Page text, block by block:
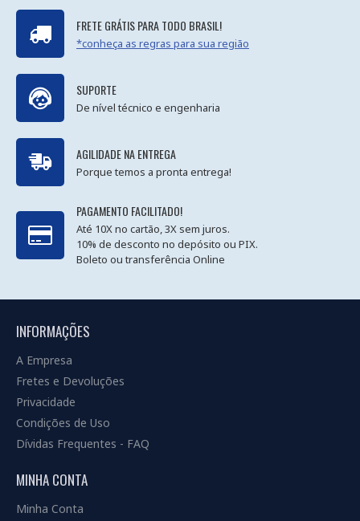
FRETE GRÁTIS PARA TODO BRASIL!
*conheça as regras para sua região
SUPORTE
De nível técnico e engenharia
AGILIDADE NA ENTREGA
Porque temos a pronta entrega!
PAGAMENTO FACILITADO!
Até 10X no cartão, 3X sem juros.
10% de desconto no depósito ou PIX.
Boleto ou transferência Online
INFORMAÇÕES
A Empresa
Fretes e Devoluções
Privacidade
Condições de Uso
Dívidas Frequentes - FAQ
MINHA CONTA
Minha Conta